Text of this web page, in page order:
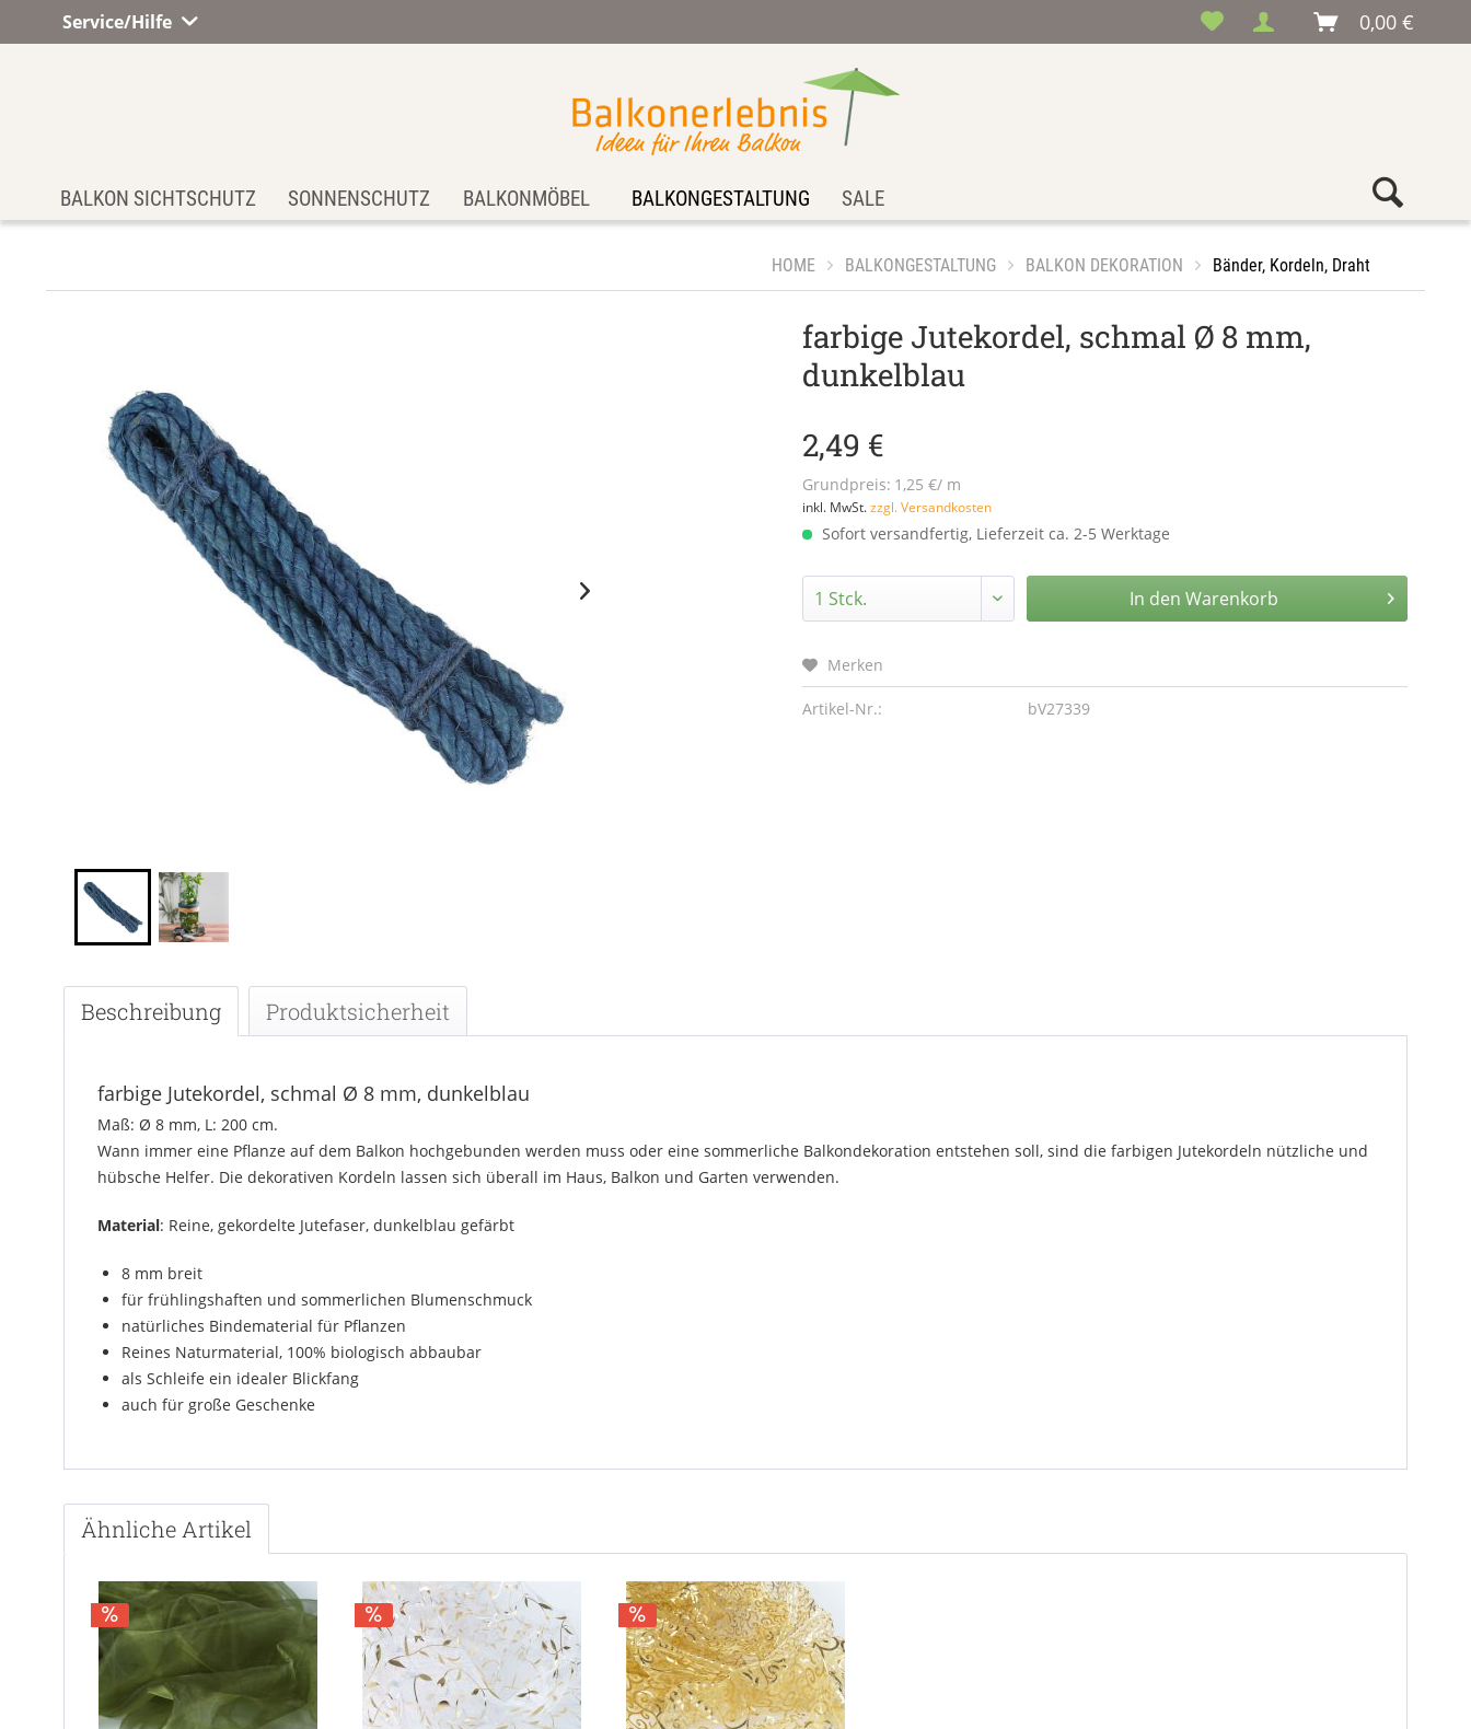
Service/Hilfe 0,00 €
BALKON SICHTSCHUTZ SONNENSCHUTZ BALKONMÖBEL BALKONGESTALTUNG SALE
HOME BALKONGESTALTUNG BALKON DEKORATION Bänder, Kordeln, Draht
farbige Jutekordel, schmal Ø 8 mm,
dunkelblau
2,49 €
Grundpreis: 1,25 €/ m
inkl. MwSt.zzgl. Versandkosten
Sofort versandfertig, Lieferzeit ca. 2-5 Werktage
In den Warenkorb
Merken
Artikel-Nr.: bV27339
Beschreibung Produktsicherheit
farbige Jutekordel, schmal Ø 8 mm, dunkelblau
Maß: Ø 8 mm, L: 200 cm.
Wann immer eine Pflanze auf dem Balkon hochgebunden werden muss oder eine sommerliche Balkondekoration entstehen soll, sind die farbigen Jutekordeln nützliche und
hübsche Helfer. Die dekorativen Kordeln lassen sich überall im Haus, Balkon und Garten verwenden.
Material: Reine, gekordelte Jutefaser, dunkelblau gefärbt
8 mm breit
für frühlingshaften und sommerlichen Blumenschmuck
natürliches Bindematerial für Pflanzen
Reines Naturmaterial, 100% biologisch abbaubar
als Schleife ein idealer Blickfang
auch für große Geschenke
Ähnliche Artikel